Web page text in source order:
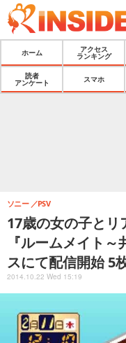
ホーム
アクセス
ランキング
読者
アンケート
スマホ
17歳の女の子と
『ルームメイト
スにて配信開始 5
ソニー PSV
2014.10.22 Wed 15:19